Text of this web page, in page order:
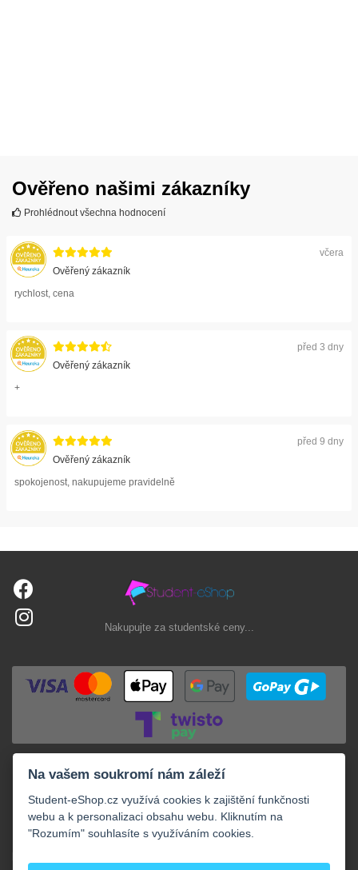
Ověřeno našimi zákazníky
Prohlédnout všechna hodnocení
včera
Ověřený zákazník
rychlost, cena
před 3 dny
Ověřený zákazník
+
před 9 dny
Ověřený zákazník
spokojenost, nakupujeme pravidelně
Nakupujte za studentské ceny...
Na vašem soukromí nám záleží
Student-eShop.cz využívá cookies k zajištění funkčnosti
webu a k personalizaci obsahu webu. Kliknutím na
"Rozumím" souhlasíte s využíváním cookies.